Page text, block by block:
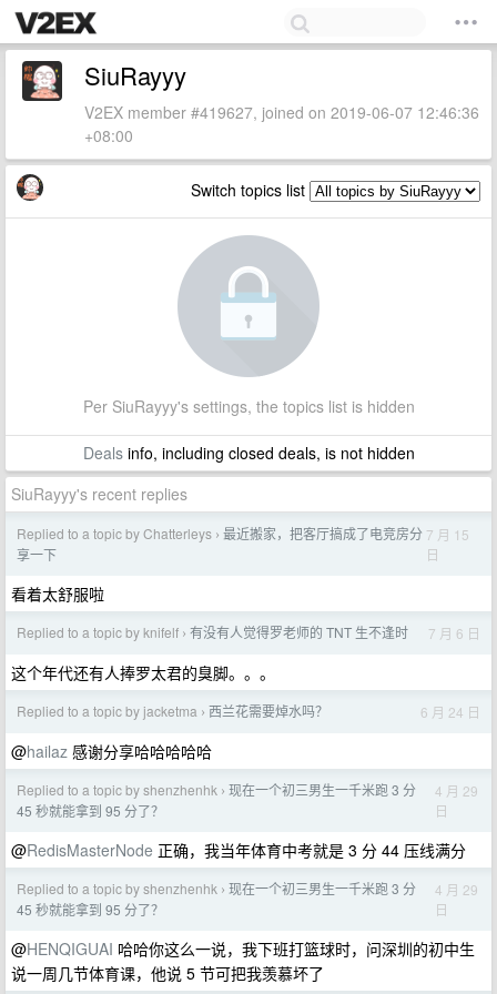
SiuRayyy
V2EX member #419627, joined on 2019-06-07 12:46:36
+08:00
Switch topics list
Per SiuRayyy's settings, the topics list is hidden
Dealsinfo, including closed deals, is not hidden
SiuRayyy's recent replies
Replied to a topic by Chatterleys › 最近搬家，把客厅搞成了电竞房分
享一下
7 月 15
日
看着太舒服啦
Replied to a topic by knifelf › 有没有人觉得罗老师的 TNT 生不逢时 7 月 6 日
这个年代还有人捧罗太君的臭脚。。。
Replied to a topic by jacketma › 西兰花需要焯水吗？ 6 月 24 日
@hailaz 感谢分享哈哈哈哈哈
Replied to a topic by shenzhenhk › 现在一个初三男生一千米跑 3 分
45 秒就能拿到 95 分了？
4 月 29
日
@RedisMasterNode 正确，我当年体育中考就是 3 分 44 压线满分
Replied to a topic by shenzhenhk › 现在一个初三男生一千米跑 3 分
45 秒就能拿到 95 分了？
4 月 29
日
@HENQIGUAI 哈哈你这么一说，我下班打篮球时，问深圳的初中生
说一周几节体育课，他说 5 节可把我羡慕坏了